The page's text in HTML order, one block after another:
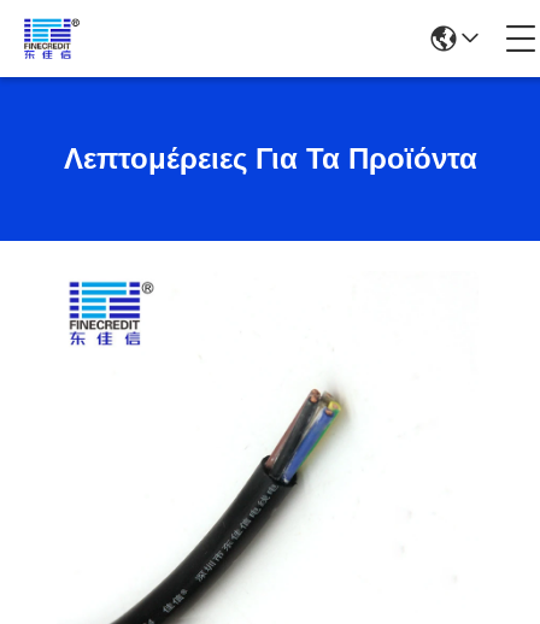
Λεπτομέρειες Για Τα Προϊόντα